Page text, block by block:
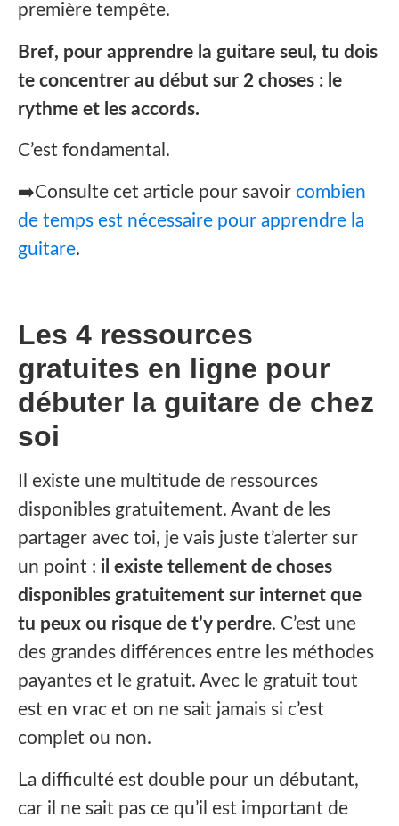
première tempête.
Bref, pour apprendre la guitare seul, tu dois
te concentrer au début sur 2 choses : le
rythme et les accords.
C’est fondamental.
➡️Consulte cet article pour savoir combien
de temps est nécessaire pour apprendre la
guitare.
Les 4 ressources
gratuites en ligne pour
débuter la guitare de chez
soi
‍Il existe une multitude de ressources
disponibles gratuitement. Avant de les
partager avec toi, je vais juste t’alerter sur
un point : il existe tellement de choses
disponibles gratuitement sur internet que
tu peux ou risque de t’y perdre. C’est une
des grandes différences entre les méthodes
payantes et le gratuit. Avec le gratuit tout
est en vrac et on ne sait jamais si c’est
complet ou non.‍
La difficulté est double pour un débutant,
car il ne sait pas ce qu’il est important de